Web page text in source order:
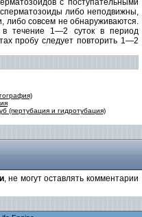
с поступательными
либо неподвижны,
либо совсем не обнаруживаются.
в течение 1—2 суток в период
пробу следует повторить 1—2
(пертубация и гидротубация)
, не могут оставлять комментарии